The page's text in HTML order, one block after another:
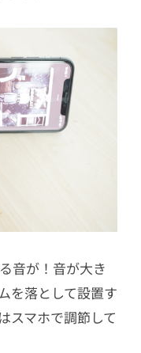
音が！音が大き
を落として設置す
スマホで調節して